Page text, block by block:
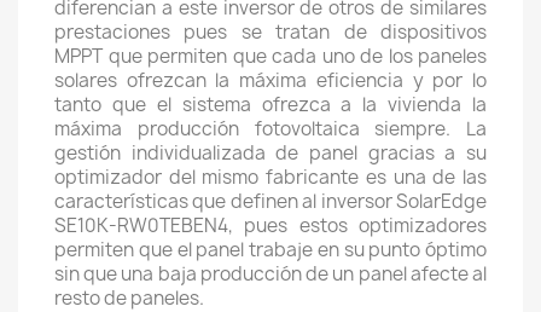
diferencian a este inversor de otros de similares
prestaciones pues se tratan de dispositivos
MPPT que permiten que cada uno de los paneles
solares ofrezcan la máxima eficiencia y por lo
tanto que el sistema ofrezca a la vivienda la
máxima producción fotovoltaica siempre. La
gestión individualizada de panel gracias a su
optimizador del mismo fabricante es una de las
características que definen al inversor SolarEdge
SE10K-RW0TEBEN4, pues estos optimizadores
permiten que el panel trabaje en su punto óptimo
sin que una baja producción de un panel afecte al
resto de paneles.